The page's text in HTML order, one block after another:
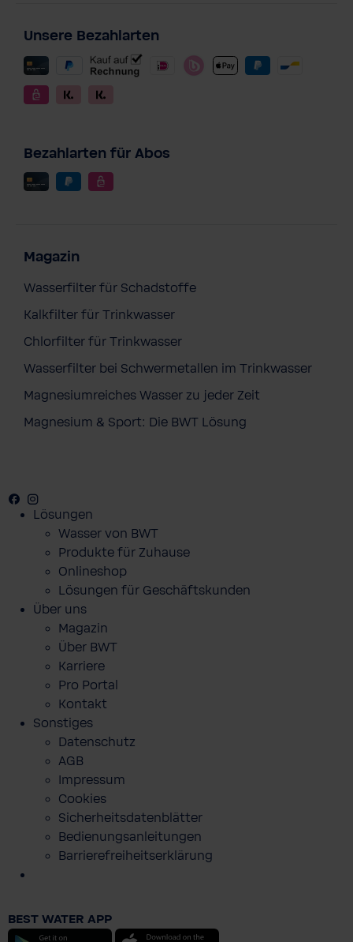
189,90 € Preise inkl. MwSt. zzgl. Versandkosten
Unsere Bezahlarten
Bezahlarten für Abos
Magazin
Wasserfilter für Schadstoffe
Kalkfilter für Trinkwasser
Chlorfilter für Trinkwasser
Wasserfilter bei Schwermetallen im Trinkwasser
Magnesiumreiches Wasser zu jeder Zeit
Magnesium & Sport: Die BWT Lösung
Facebook
Youtube
Lösungen
Wasser von BWT
Produkte für Zuhause
Onlineshop
Lösungen für Geschäftskunden
Über uns
Magazin
Über BWT
Karriere
Pro Portal
Kontakt
Sonstiges
Datenschutz
AGB
Impressum
Cookies
Sicherheitsdatenblätter
Bedienungsanleitungen
Barrierefreiheitserklärung
BEST WATER APP
Android